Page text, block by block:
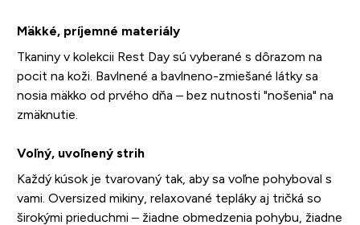
Mäkké, príjemné materiály
Tkaniny v kolekcii Rest Day sú vyberané s dôrazom na
pocit na koži. Bavlnené a bavlneno-zmiešané látky sa
nosia mäkko od prvého dňa – bez nutnosti "nošenia" na
zmäknutie.
Voľný, uvoľnený strih
Každý kúsok je tvarovaný tak, aby sa voľne pohyboval s
vami. Oversized mikiny, relaxované tepláky aj tričká so
širokými prieduchmi – žiadne obmedzenia pohybu, žiadne